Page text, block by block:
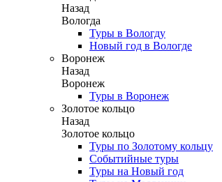
Назад
Вологда
Туры в Вологду
Новый год в Вологде
Воронеж
Назад
Воронеж
Туры в Воронеж
Золотое кольцо
Назад
Золотое кольцо
Туры по Золотому кольцу
Событийные туры
Туры на Новый год